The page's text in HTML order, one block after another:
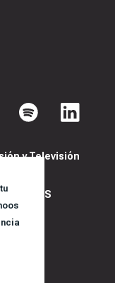
y Televisión
COOKIES